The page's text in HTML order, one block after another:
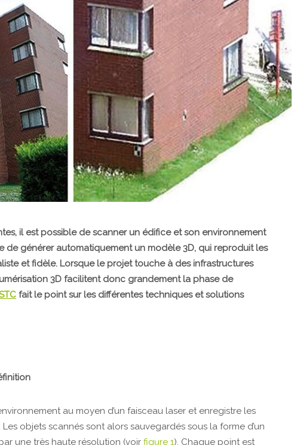
il est possible de scanner un édifice et son environnement
de générer automatiquement un modèle 3D, qui reproduit les
et fidèle. Lorsque le projet touche à des infrastructures
3D facilitent donc grandement la phase de
fait le point sur les différentes techniques et solutions
au moyen d’un faisceau laser et enregistre les
objets scannés sont alors sauvegardés sous la forme d’un
une très haute résolution (voir figure 1). Chaque point est